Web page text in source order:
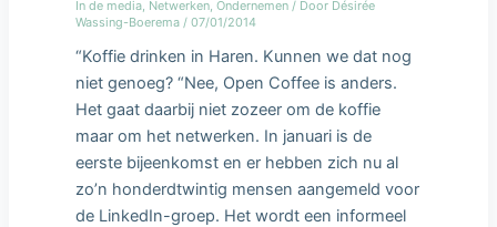
In de media, Netwerken, Ondernemen/ Door Désirée
Wassing-Boerema / 07/01/2014
“Koffie drinken in Haren. Kunnen we dat nog
niet genoeg? “Nee, Open Coffee is anders.
Het gaat daarbij niet zozeer om de koffie
maar om het netwerken. In januari is de
eerste bijeenkomst en er hebben zich nu al
zo’n honderdtwintig mensen aangemeld voor
de LinkedIn-groep. Het wordt een informeel